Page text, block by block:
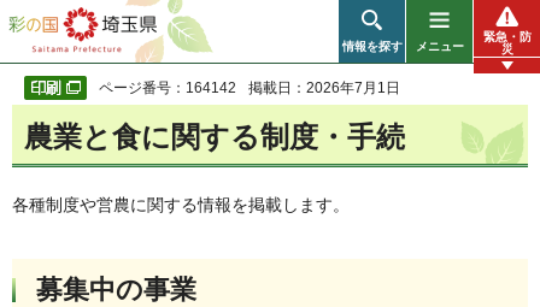
彩の国 埼玉県
情報を探す メニュー
緊急・防
災
ページ番号：164142 掲載日：2026年7月1日
農業と食に関する制度・手続
各種制度や営農に関する情報を掲載します。
募集中の事業